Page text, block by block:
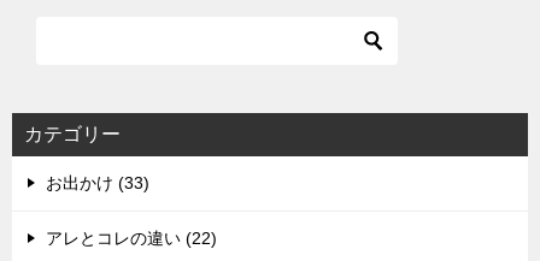
カテゴリー
お出かけ (33)
アレとコレの違い (22)